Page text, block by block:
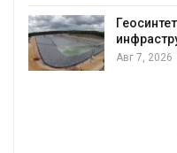
Авг 7, 2026